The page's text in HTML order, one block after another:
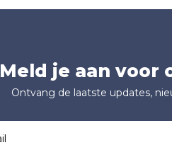
Meld je aan voor
Ontvang de laatste updates,